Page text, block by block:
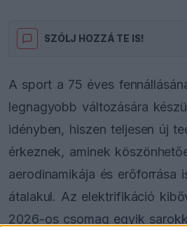
SZÓLJ HOZZÁ TE IS!
A sport a 75 éves
legnagyobb változására
idényben, hiszen teljesen új
érkeznek, aminek
aerodinamikája és erőforrása
átalakul. Az elektrifikáció
2026-os csomag egyik